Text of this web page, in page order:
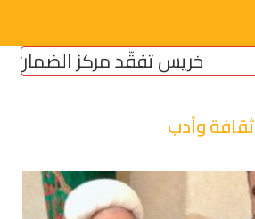
خريس تفقّد مركز الضمان
ثقافة وأدب